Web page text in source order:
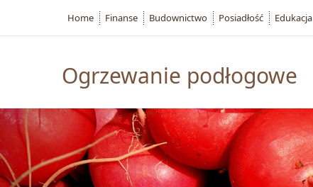
Ogrzewanie podłogowe
Home Finanse Budownictwo Posiadłość Edukacja